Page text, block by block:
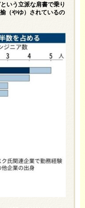
いう立派な肩書で乗り
（やゆ）されているの